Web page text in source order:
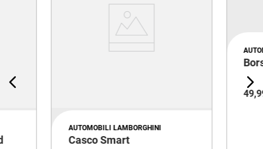
AUTOMOBILI LAMBORGHINI
Casco Smart
49,